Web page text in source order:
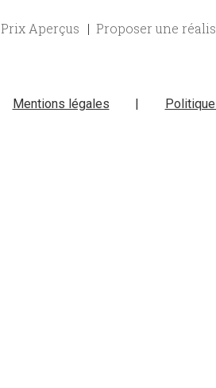
Prix Aperçus Proposer une
Mentions légales